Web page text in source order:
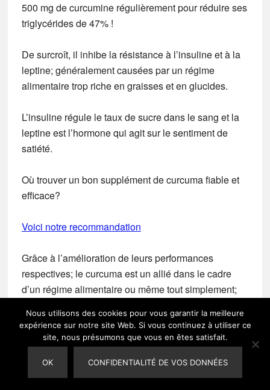
500 mg de curcumine régulièrement pour réduire ses
triglycérides de 47% !
De surcroît, il inhibe la résistance à l’insuline et à la
leptine; généralement causées par un régime
alimentaire trop riche en graisses et en glucides.
L’insuline régule le taux de sucre dans le sang et la
leptine est l’hormone qui agit sur le sentiment de
satiété.
Où trouver un bon supplément de curcuma fiable et
efficace?
Voici notre recommandation
Grâce à l’amélioration de leurs performances
respectives; le curcuma est un allié dans le cadre
d’un régime alimentaire ou même tout simplement;
Si vous souhaitez cibler la graisse abdominale, lisez
Améliore les Érections
Nous utilisons des cookies pour vous garantir la meilleure
expérience sur notre site Web. Si vous continuez à utiliser ce
site, nous présumons que vous en êtes satisfait.
OK CONFIDENTIALITÉ DE VOS DONNÉES